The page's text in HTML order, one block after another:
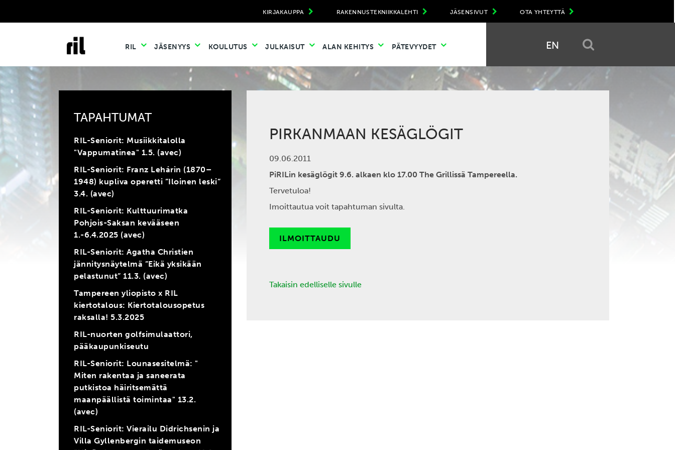
OTA YHTEYTTÄ
JÄSENSIVUT
RAKENNUSTEKNIIKKALEHTI
KIRJAKAUPPA
RIL JÄSENYYS KOULUTUS JULKAISUT ALAN KEHITYS PÄTEVYYDET EN
TAPAHTUMAT
RIL-Seniorit: Musiikkitalolla
"Vappumatinea" 1.5. (avec)
RIL-Seniorit: Franz Lehárin (1870–
1948) kupliva operetti ”Iloinen leski”
3.4. (avec)
RIL-Seniorit: Kulttuurimatka
Pohjois-Saksan kevääseen
1.-6.4.2025 (avec)
RIL-Seniorit: Agatha Christien
jännitysnäytelmä ”Eikä yksikään
pelastunut” 11.3. (avec)
Tampereen yliopisto x RIL
kiertotalous: Kiertotalousopetus
raksalla! 5.3.2025
RIL-nuorten golfsimulaattori,
pääkaupunkiseutu
RIL-Seniorit: Lounasesitelmä: "
Miten rakentaa ja saneerata
putkistoa häiritsemättä
maanpäällistä toimintaa" 13.2.
(avec)
RIL-Seniorit: Vierailu Didrichsenin ja
Villa Gyllenbergin taidemuseon
PIRKANMAAN KESÄGLÖGIT
09.06.2011
PiRILin kesäglögit 9.6. alkaen klo 17.00 The Grillissä Tampereella.
Tervetuloa!
Imoittautua voit tapahtuman sivulta.
ILMOITTAUDU
Takaisin edelliselle sivulle